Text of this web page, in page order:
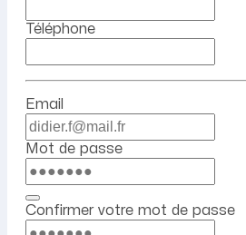
Téléphone
Email
Mot de passe
Confirmer votre mot de passe